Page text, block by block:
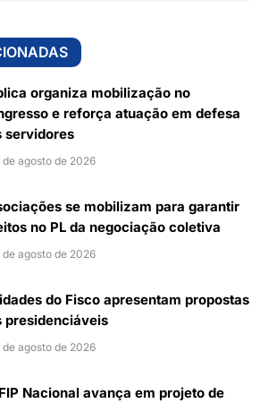
organiza mobilização no
e reforça atuação em defesa
servidores
de agosto de 2026
se mobilizam para garantir
no PL da negociação coletiva
de agosto de 2026
do Fisco apresentam propostas
presidenciáveis
de agosto de 2026
Nacional avança em projeto de